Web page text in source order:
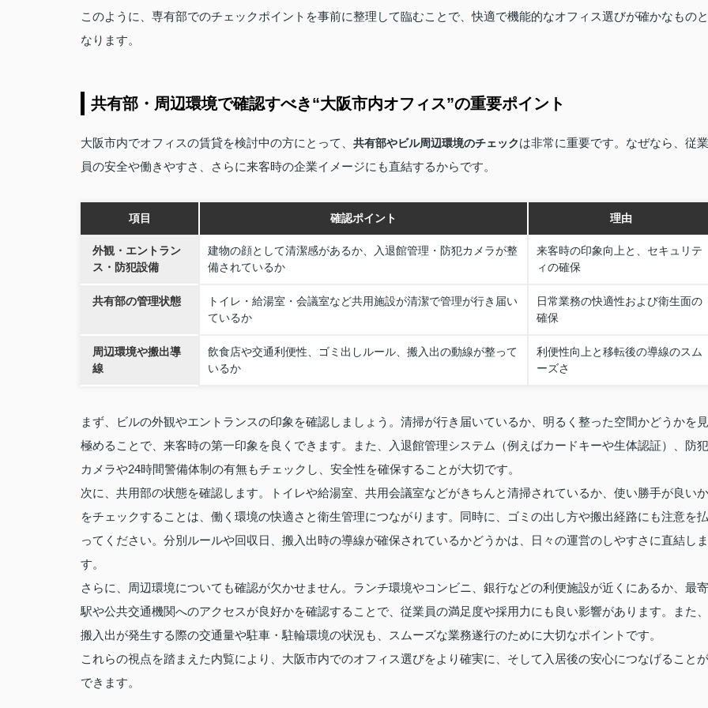
このように、専有部でのチェックポイントを事前に整理して臨むことで、快適で機能的なオフィス選びが確かなものと
なります。
共有部・周辺環境で確認すべき“大阪市内オフィス”の重要ポイント
大阪市内でオフィスの賃貸を検討中の方にとって、 共有部やビル周辺環境のチェックは非常に重要です。なぜなら、従業
員の安全や働きやすさ、さらに来客時の企業イメージにも直結するからです。
項目 確認ポイント 理由
外観・エントラン
ス・防犯設備
建物の顔として清潔感があるか、入退館管理・防犯カメラが整
備されているか
来客時の印象向上と、セキュリテ
ィの確保
共有部の管理状態
トイレ・給湯室・会議室など共用施設が清潔で管理が行き届い
ているか
日常業務の快適性および衛生面の
確保
周辺環境や搬出導
線
飲食店や交通利便性、ゴミ出しルール、搬入出の動線が整って
いるか
利便性向上と移転後の導線のスム
ーズさ
まず、ビルの外観やエントランスの印象を確認しましょう。清掃が行き届いているか、明るく整った空間かどうかを見
極めることで、来客時の第一印象を良くできます。また、入退館管理システム（例えばカードキーや生体認証）、防犯
カメラや24時間警備体制の有無もチェックし、安全性を確保することが大切です。
次に、共用部の状態を確認します。トイレや給湯室、共用会議室などがきちんと清掃されているか、使い勝手が良いか
をチェックすることは、働く環境の快適さと衛生管理につながります。同時に、ゴミの出し方や搬出経路にも注意を払
ってください。分別ルールや回収日、搬入出時の導線が確保されているかどうかは、日々の運営のしやすさに直結しま
す。
さらに、周辺環境についても確認が欠かせません。ランチ環境やコンビニ、銀行などの利便施設が近くにあるか、最寄
駅や公共交通機関へのアクセスが良好かを確認することで、従業員の満足度や採用力にも良い影響があります。また、
搬入出が発生する際の交通量や駐車・駐輪環境の状況も、スムーズな業務遂行のために大切なポイントです。
これらの視点を踏まえた内覧により、大阪市内でのオフィス選びをより確実に、そして入居後の安心につなげることが
できます。